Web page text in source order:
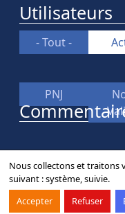
Nous collectons et traitons
suivant :système, suivie.
Accepter
Refuser
Utilisateurs
- Tout -
PNJ
Contact Forum